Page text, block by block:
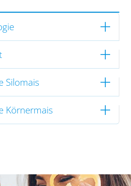
Silomais
Körnermais